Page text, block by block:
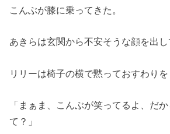
こんぶが膝に乗ってきた。
あきらは玄関から不安そうな顔を出し
リリーは椅子の横で黙っておすわりを
「まぁま、こんぶが笑ってるよ、だ
て？」